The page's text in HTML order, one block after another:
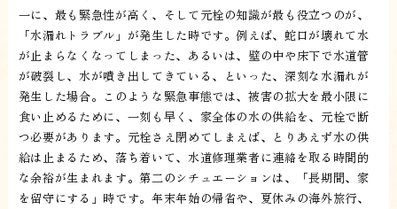
一に、最も緊急性が高く、そして元栓の知識が最も役立つのが、
「水漏れトラブル」が発生した時です。例えば、蛇口が壊れて水
が止まらなくなってしまった、あるいは、壁の中や床下で水道管
が破裂し、水が噴き出してきている、といった、深刻な水漏れが
発生した場合。このような緊急事態では、被害の拡大を最小限に
食い止めるために、一刻も早く、家全体の水の供給を、元栓で断
つ必要があります。元栓さえ閉めてしまえば、とりあえず水の供
給は止まるため、落ち着いて、水道修理業者に連絡を取る時間的
な余裕が生まれます。第二のシチュエーションは、「長期間、家
を留守にする」時です。年末年始の帰省や、夏休みの海外旅行、